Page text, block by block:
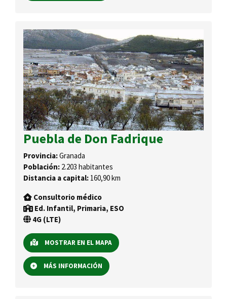
Puebla de Don Fadrique
Provincia:Granada
Población: 2.203 habitantes
Distancia a capital: 160,90 km
Consultorio médico
Ed. Infantil, Primaria, ESO
4G (LTE)
MOSTRAR EN EL MAPA
MÁS INFORMACIÓN